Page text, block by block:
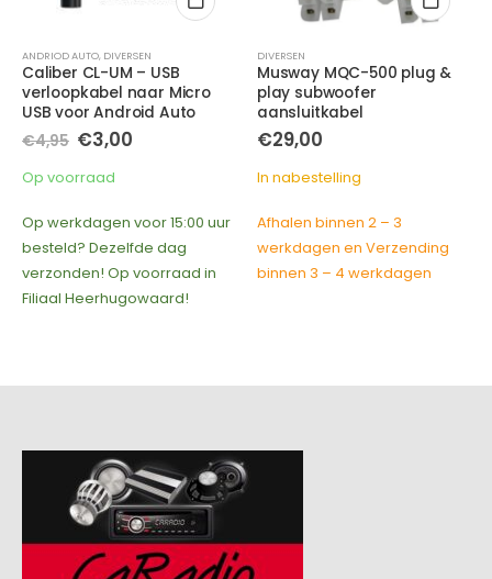
DIVERSEN
Musway MQC-500 plug &
play subwoofer
aansluitkabel
€29,00
In nabestelling
Afhalen binnen 2 – 3
werkdagen en Verzending
binnen 3 – 4 werkdagen
DIVERSEN
Musway BTS – Bluetooth
Dongle voor
audiostreaming (icm
Musway versterker)
prijs
was:
Afhalen binnen 2 – 3
werkdagen en Verzending